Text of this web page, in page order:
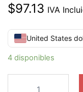
$97.13 IVA
United States
4 disponibles